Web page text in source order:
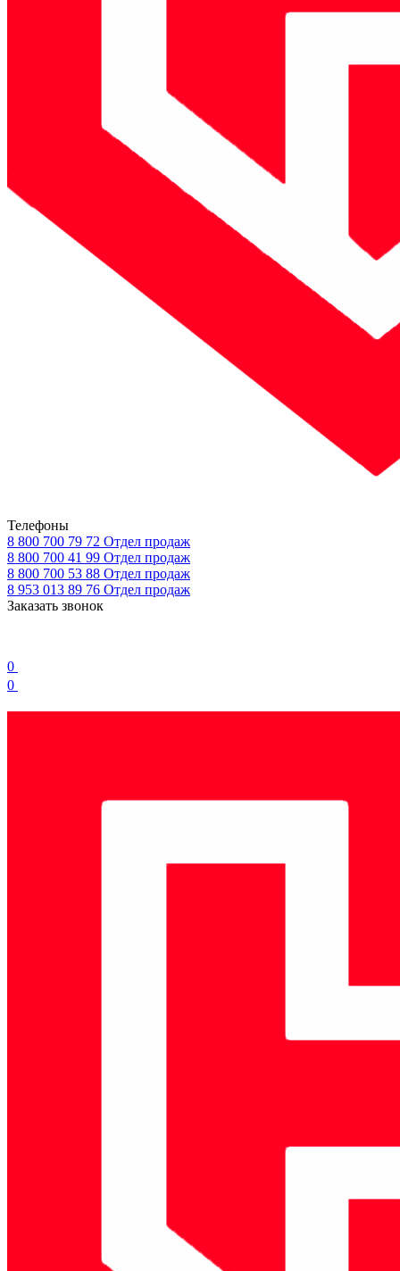
Телефоны
8 800 700 79 72 Отдел продаж
8 800 700 41 99 Отдел продаж
8 800 700 53 88 Отдел продаж
8 953 013 89 76 Отдел продаж
Заказать звонок
0
0